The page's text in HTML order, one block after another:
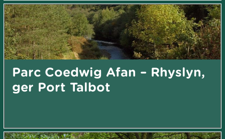
Parc Coedwig Afan – Rhyslyn,
ger Port Talbot